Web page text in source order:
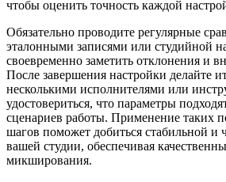
чтобы оценить точность каждой
Обязательно проводите регулярные
эталонными записями или студийной
своевременно заметить отклонения и
После завершения настройки делайте
несколькими исполнителями или
удостовериться, что параметры
сценариев работы. Применение таких
шагов поможет добиться стабильной и
вашей студии, обеспечивая
микширования.